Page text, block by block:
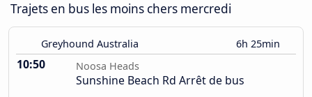
Trajets en bus les moins chers mercredi
Greyhound Australia 6h 25min
10:50 Noosa Heads
Sunshine Beach Rd Arrêt de bus